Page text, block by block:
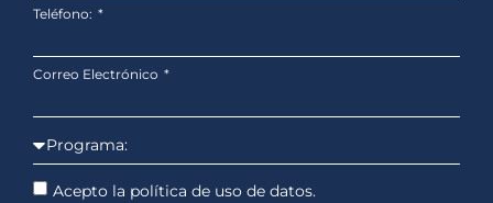
Teléfono:
Correo Electrónico
Acepto la política de uso de datos.